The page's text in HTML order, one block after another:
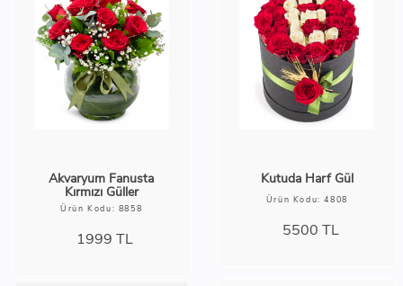
Akvaryum Fanusta
Kırmızı Güller
Ürün Kodu: 8858
1999 TL
Kutuda Harf Gül
Ürün Kodu: 4808
5500 TL